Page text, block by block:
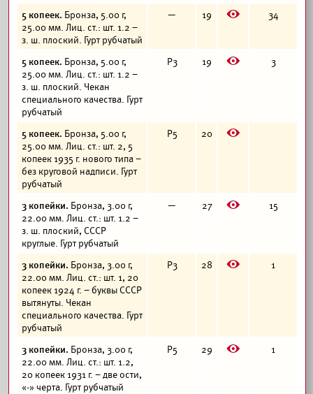
5 копеек. Бронза, 5.00 г,
25.00 мм. Лиц. ст.: шт. 1.2 –
з. ш. плоский. Гурт рубчатый
— 19 E 34
5 копеек. Бронза, 5.00 г,
25.00 мм. Лиц. ст.: шт. 1.2 –
з. ш. плоский. Чекан
специального качества. Гурт
рубчатый
Р3 19 E 3
5 копеек. Бронза, 5.00 г,
25.00 мм. Лиц. ст.: шт. 2, 5
копеек 1935 г. нового типа –
без круговой надписи. Гурт
рубчатый
Р5 20 E
3 копейки. Бронза, 3.00 г,
22.00 мм. Лиц. ст.: шт. 1.2 –
з. ш. плоский, СССР
круглые. Гурт рубчатый
— 27 E 15
3 копейки. Бронза, 3.00 г,
22.00 мм. Лиц. ст.: шт. 1, 20
копеек 1924 г. – буквы СССР
вытянуты. Чекан
специального качества. Гурт
рубчатый
Р3 28 E 1
3 копейки. Бронза, 3.00 г,
22.00 мм. Лиц. ст.: шт. 1.2,
20 копеек 1931 г. – две ости,
«-» черта. Гурт рубчатый
Р5 29 E 1